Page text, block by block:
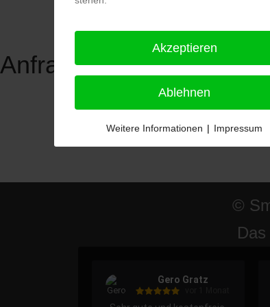
Anfrage⬅️
©
Gero Gratz
Akzeptieren
Ablehnen
Weitere Informationen | Impressum